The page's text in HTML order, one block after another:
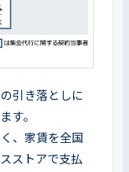
引き落としに
す。
、家賃を全国
ストアで支払